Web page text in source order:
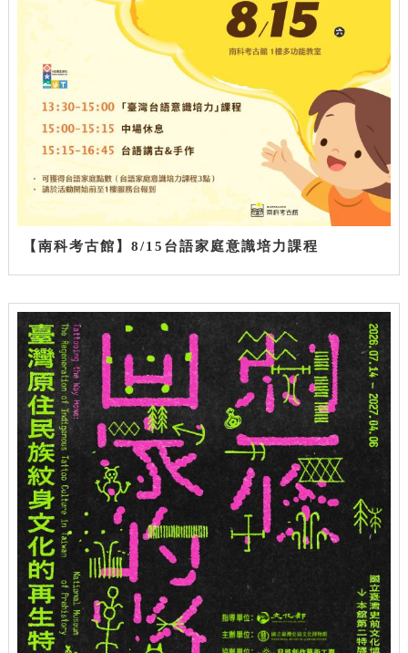
【南科考古館】8/15台語家庭意識培力課程